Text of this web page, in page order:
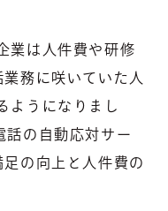
業は人件費や研修
務に咲いていた人
ようになりまし
話の自動応対サー
足の向上と人件費の